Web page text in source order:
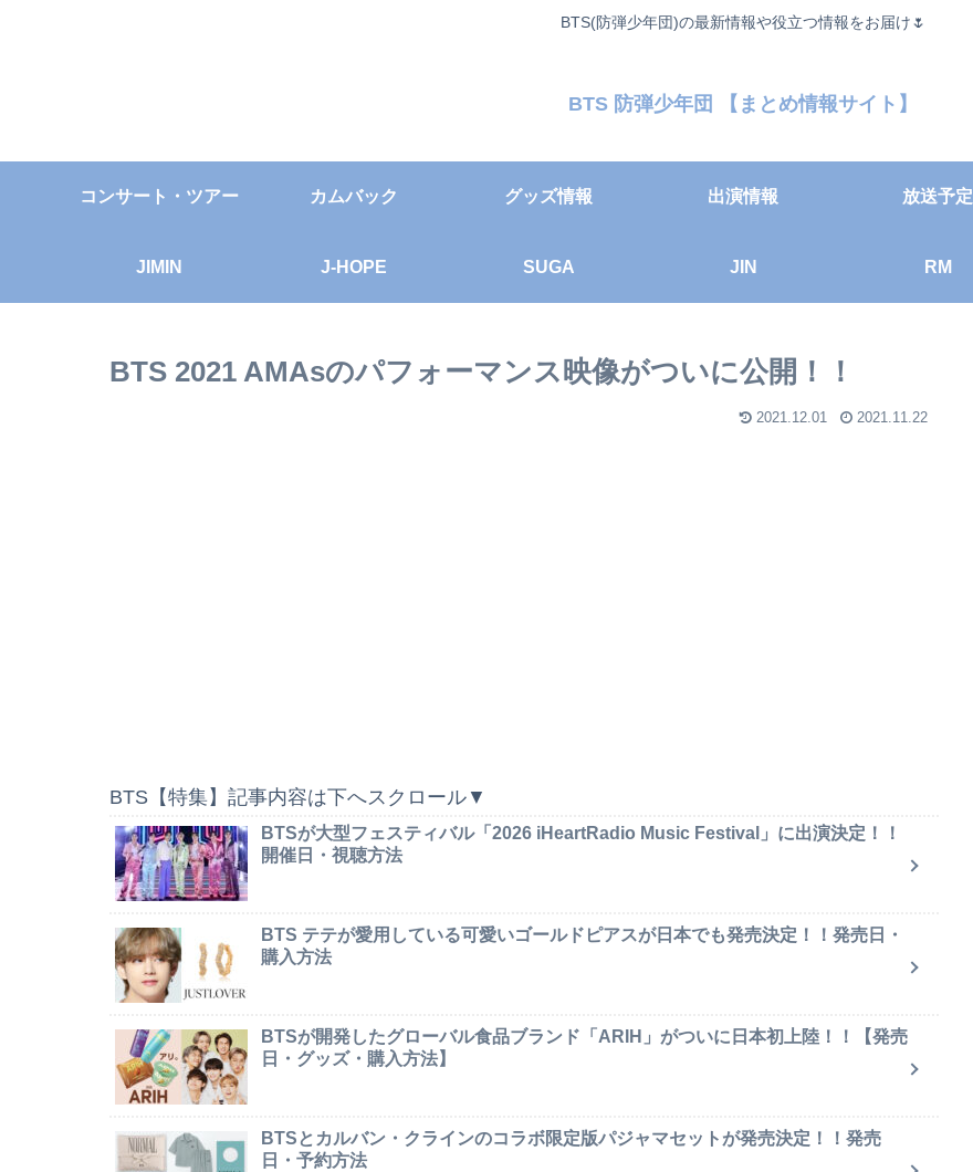
BTS(防弾少年団)の最新情報や役立つ情報をお届け🌷
BTS 防弾少年団 【まとめ情報サイト】
コンサート・ツアー カムバック グッズ情報 出演情報 放送予定
JIMIN J-HOPE SUGA JIN RM
BTS 2021 AMAsのパフォーマンス映像がついに公開！！
2021.12.01 2021.11.22
BTS【特集】記事内容は下へスクロール▼
BTSが大型フェスティバル「2026 iHeartRadio Music Festival」に出演決定！！
開催日・視聴方法
BTS テテが愛用している可愛いゴールドピアスが日本でも発売決定！！発売日・
購入方法
BTSが開発したグローバル食品ブランド「ARIH」がついに日本初上陸！！【発売
日・グッズ・購入方法】
BTSとカルバン・クラインのコラボ限定版パジャマセットが発売決定！！発売
日・予約方法